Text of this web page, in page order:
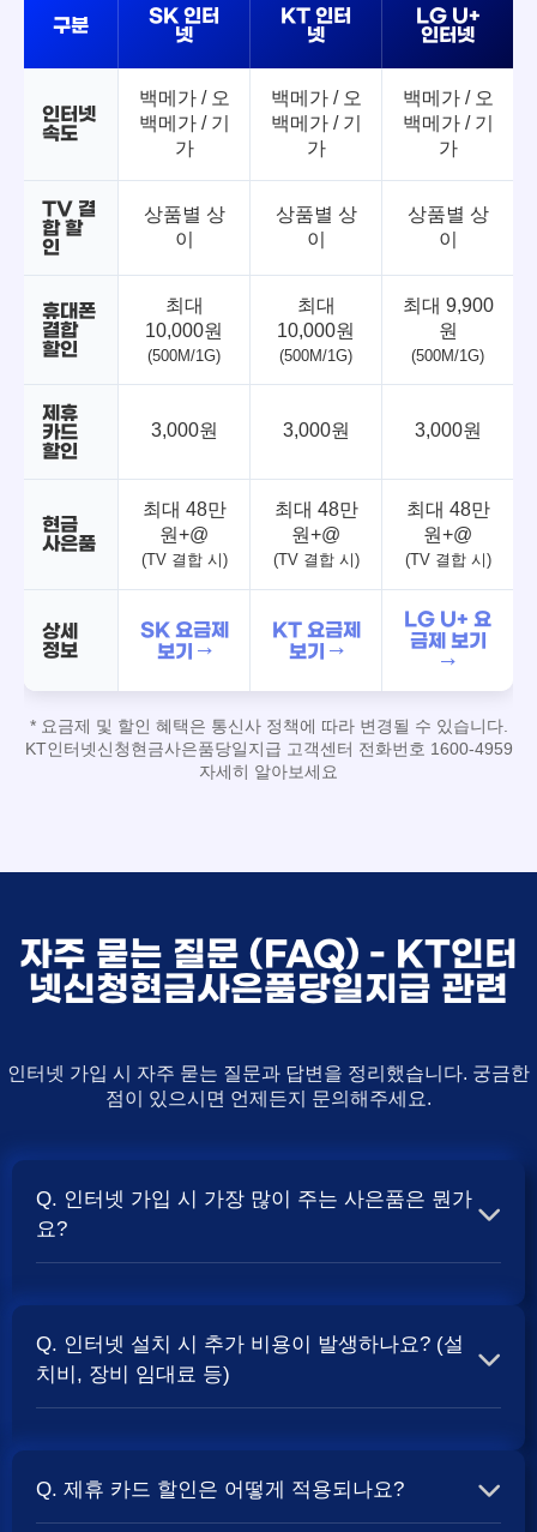
구분
SK 인터
넷
KT 인터
넷
LG U+
인터넷
인터넷
속도
백메가 / 오
백메가 / 기
가
백메가 / 오
백메가 / 기
가
백메가 / 오
백메가 / 기
가
TV 결
합 할
인
상품별 상
이
상품별 상
이
상품별 상
이
휴대폰
결합
할인
최대
10,000원
(500M/1G)
최대
10,000원
(500M/1G)
최대 9,900
원
(500M/1G)
제휴
카드
할인
3,000원 3,000원 3,000원
현금
사은품
최대 48만
원+@
(TV 결합 시)
최대 48만
원+@
(TV 결합 시)
최대 48만
원+@
(TV 결합 시)
상세
정보
SK 요금제
보기 →
KT 요금제
보기 →
LG U+ 요
금제 보기
→
* 요금제 및 할인 혜택은 통신사 정책에 따라 변경될 수 있습니다.
KT인터넷신청현금사은품당일지급 고객센터 전화번호 1600-4959
자세히 알아보세요
자주 묻는 질문 (FAQ) - KT인터
넷신청현금사은품당일지급 관련
인터넷 가입 시 자주 묻는 질문과 답변을 정리했습니다. 궁금한
점이 있으시면 언제든지 문의해주세요.
Q. 인터넷 가입 시 가장 많이 주는 사은품은 뭔가
요?
보통 500Mbps 또는 1Gbps 인터넷을 TV와 결합하여 가입
할 때 현금 사은품 및 상품권 혜택이 더 크게 지급되는 경향
Q. 인터넷 설치 시 추가 비용이 발생하나요? (설
치비, 장비 임대료 등)
청구되는 경우가 많습니다. 다만, 인터넷 상품 및 프로모션
Q. 제휴 카드 할인은 어떻게 적용되나요?